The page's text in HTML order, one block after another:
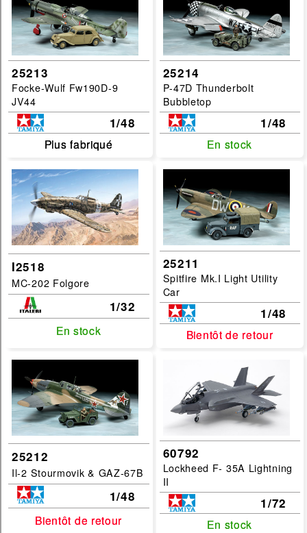
25213
Focke-Wulf Fw190D-9
JV44
1/48
Plus fabriqué
Plus fabriqué
25214
P-47D Thunderbolt
Bubbletop
1/48
En stock
En stock
I2518
MC-202 Folgore
1/32
En stock
En stock
25211
Spitfire Mk.I Light Utility
Car
1/48
Bientôt de retour
Bientôt de retour
25212
Il-2 Stourmovik & GAZ-67B
1/48
Bientôt de retour
Bientôt de retour
60792
Lockheed F- 35A Lightning
II
1/72
En stock
En stock